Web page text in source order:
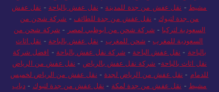
مشيط - نقل عفش من جدة للمدينة - نقل عفش بالباحة - نقل عفش
من جدة لتبوك - نقل عفش من جدة للطائف - شركة شحن من
السعودية لتركيا - شركة شحن من ابوظبي لمصر - شركة شحن من
السعودية للمغرب - شحن للمغرب - نقل عفش بالباحة - نقل اثاث
بالباحة - نقل عفش الباحة - شركة نقل عفش بالباحة - افضل شركة
نقل اثاث بالباحة- شركة نقل عفش بالرياض - نقل عفش من الرياض
للدمام - نقل عفش من الرياض لجدة - نقل عفش من الرياض لخميس
مشيط - نقل عفش من جدة لمكة - نقل عفش من جدة لتبوك - دباب